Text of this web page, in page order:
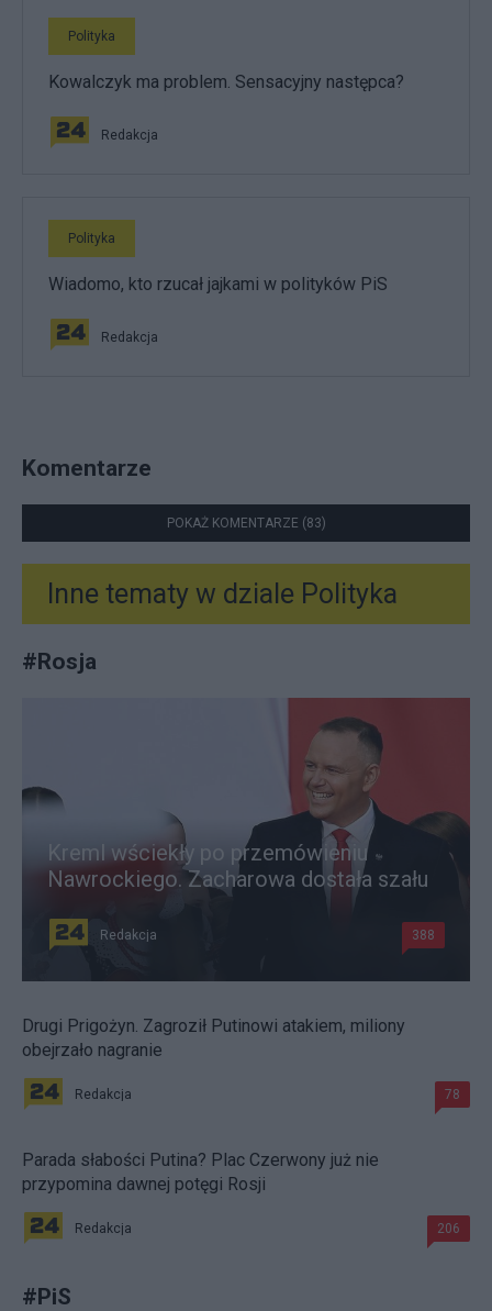
Polityka
Kowalczyk ma problem. Sensacyjny następca?
Redakcja
Polityka
Wiadomo, kto rzucał jajkami w polityków PiS
Redakcja
Komentarze
POKAŻ KOMENTARZE (83)
Inne tematy w dziale Polityka
#Rosja
Kreml wściekły po przemówieniu
Nawrockiego. Zacharowa dostała szału
Redakcja 388
Drugi Prigożyn. Zagroził Putinowi atakiem, miliony
obejrzało nagranie
Redakcja 78
Parada słabości Putina? Plac Czerwony już nie
przypomina dawnej potęgi Rosji
Redakcja 206
#PiS